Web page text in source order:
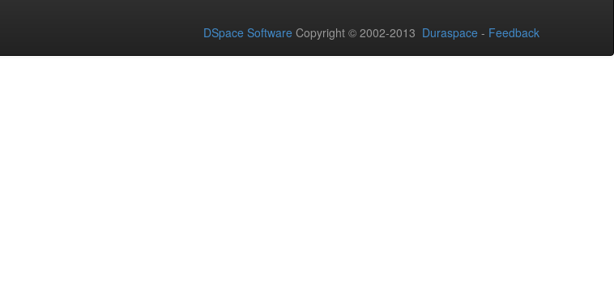
DSpace Software Copyright © 2002-2013 Duraspace - Feedback